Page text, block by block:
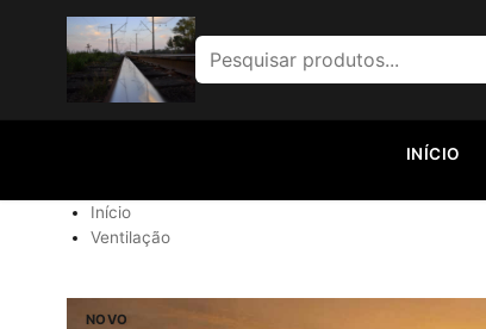
Pesquisar por:
INÍCIO
Início
Ventilação
NOVO